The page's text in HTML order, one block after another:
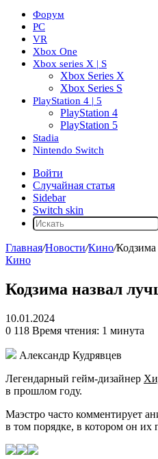
Форум
PC
VR
Xbox One
Xbox series X | S
Xbox Series X
Xbox Series S
PlayStation 4 | 5
PlayStation 4
PlayStation 5
Stadia
Nintendo Switch
Войти
Случайная статья
Sidebar
Switch skin
Главная/Новости/Кино/
Кино
Кодзима назвал
10.01.2024
0 118 Время чтения: 1 минута
Александр Кудрявцев
Легендарный гейм-дизайнер
в прошлом году.
Маэстро часто комментирует
в том порядке, в котором он